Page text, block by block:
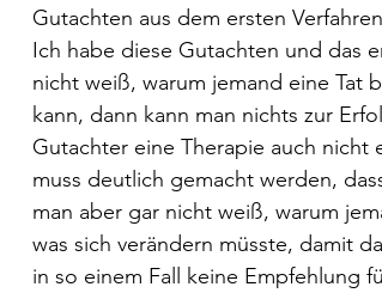
Gutachten aus dem ersten
Ich habe diese Gutachten und das
nicht weiß, warum jemand eine Tat
kann, dann kann man nichts zur
Gutachter eine Therapie auch
muss deutlich gemacht werden,
man aber gar nicht weiß, warum
was sich verändern müsste, damit
in so einem Fall keine Empfehlung